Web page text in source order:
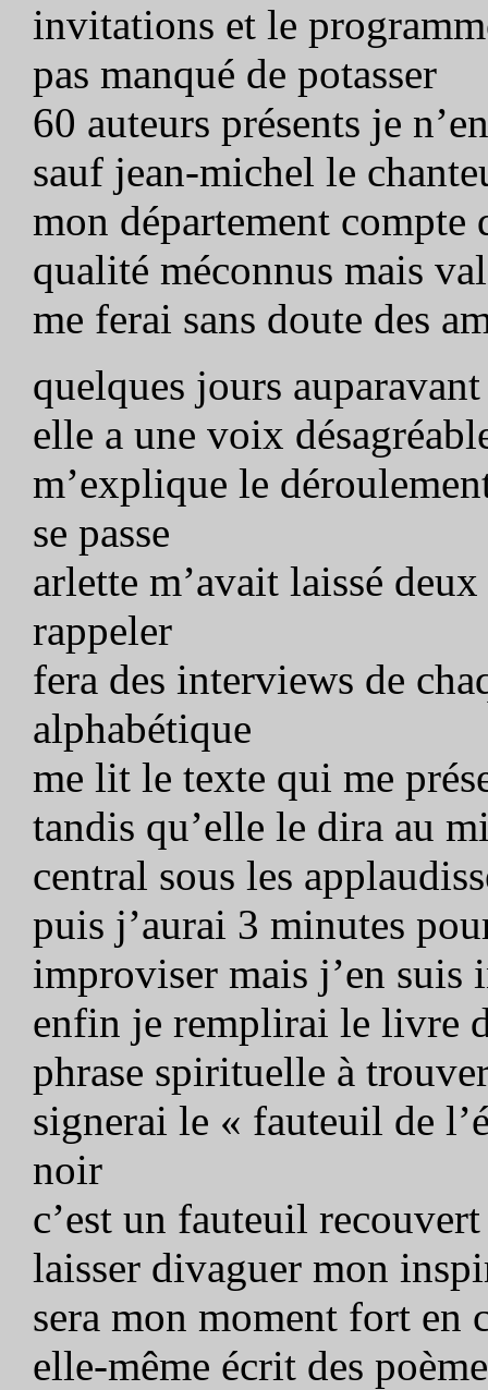
invitations et le
pas manqué de potasser
60 auteurs présents je
sauf jean-michel le
mon département
qualité méconnus mais
me ferai sans doute des
quelques jours
elle a une voix
m’explique le
se passe
arlette m’avait laissé
rappeler
fera des interviews de
alphabétique
me lit le texte qui me
tandis qu’elle le dira au
central sous les
puis j’aurai 3 minutes
improviser mais j’en suis
enfin je remplirai le livre
phrase spirituelle à
signerai le « fauteuil de
noir
c’est un fauteuil
laisser divaguer mon
sera mon moment fort en
elle-même écrit des